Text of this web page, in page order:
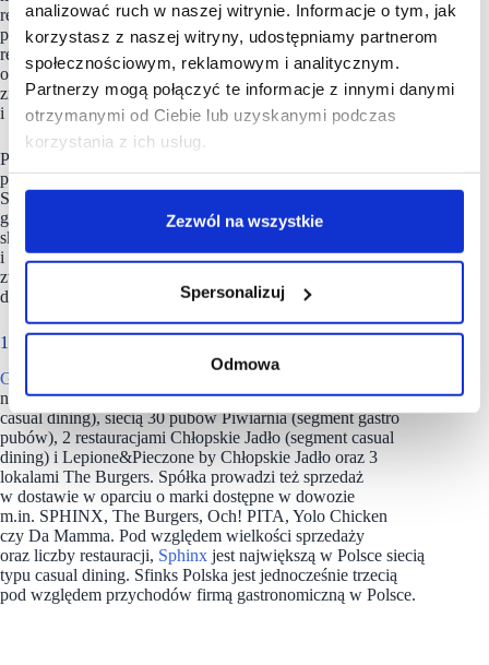
analizować ruch w naszej witrynie. Informacje o tym, jak
korzystasz z naszej witryny, udostępniamy partnerom
społecznościowym, reklamowym i analitycznym.
Partnerzy mogą połączyć te informacje z innymi danymi
otrzymanymi od Ciebie lub uzyskanymi podczas
korzystania z ich usług.
Zezwól na wszystkie
Spersonalizuj
Odmowa
restauracji. Spółka stawia sobie dwa główne cele na ten rok –
popularyzację oferty bankietowej i śniadań. Większość
restauracji SPHINX działa teraz od godz. 8 lub 9 rano z nową
ofertą porannych posiłków. W nowym menu śniadaniowym
znalazły się propozycje na „duży i mały apetyt”, wytrawne
i na słodko oraz kawa i herbata w promocyjnych cenach.
Prowadzone w ramach realizacji strategii działania mają
pozytywny wpływ na wyniki finansowe grupy. W I kw. 2024
Sfinks Polska zwiększyła przychody ze sprzedaży
gastronomicznej o 7,4% do 47,48 mln zł, niemal podwoiła
skonsolidowany zysk operacyjny do poziomu 3,39 mln zł
i wypracowała zysk netto o wartości 192 tys. zł przy
zwiększeniu skonsolidowanego wyniku EBITDA o blisko 50%
do 6,77 mln zł.
104 lokali w portfolio
Grupa Sfinks Polska
na terenie Polski, w tym siecią 69 restauracji SPHINX (segment
casual dining), siecią 30 pubów Piwiarnia (segment gastro
pubów), 2 restauracjami Chłopskie Jadło (segment casual
dining) i Lepione&Pieczone by Chłopskie Jadło oraz 3
lokalami The Burgers. Spółka prowadzi też sprzedaż
w dostawie w oparciu o marki dostępne w dowozie
m.in. SPHINX, The Burgers, Och! PITA, Yolo Chicken
czy Da Mamma. Pod względem wielkości sprzedaży
oraz liczby restauracji, Sphinx jest największą w Polsce siecią
typu casual dining. Sfinks Polska jest jednocześnie trzecią
pod względem przychodów firmą gastronomiczną w Polsce.